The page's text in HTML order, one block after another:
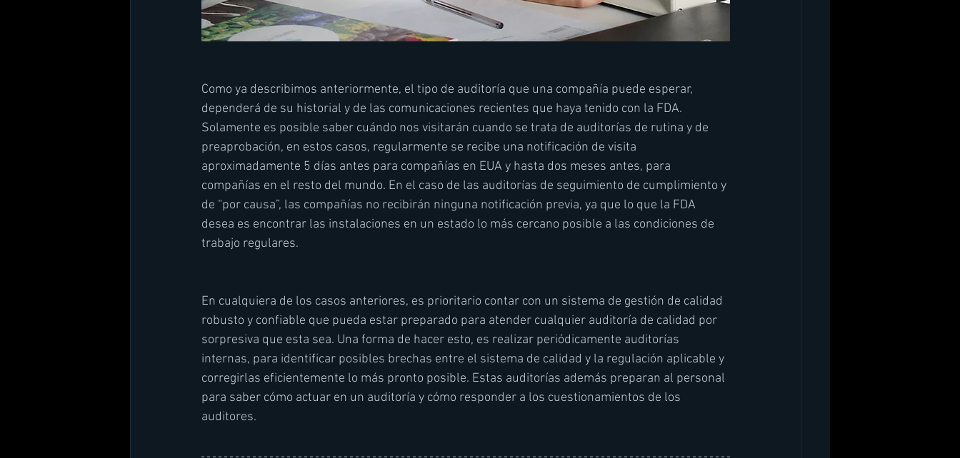
Como ya describimos anteriormente, el tipo de auditoría que una compañía puede esperar,
dependerá de su historial y de las comunicaciones recientes que haya tenido con la FDA.
Solamente es posible saber cuándo nos visitarán cuando se trata de auditorías de rutina y de
preaprobación, en estos casos, regularmente se recibe una notificación de visita
aproximadamente 5 días antes para compañías en EUA y hasta dos meses antes, para
compañías en el resto del mundo. En el caso de las auditorías de seguimiento de cumplimiento y
de “por causa”, las compañías no recibirán ninguna notificación previa, ya que lo que la FDA
desea es encontrar las instalaciones en un estado lo más cercano posible a las condiciones de
trabajo regulares.
En cualquiera de los casos anteriores, es prioritario contar con un sistema de gestión de calidad
robusto y confiable que pueda estar preparado para atender cualquier auditoría de calidad por
sorpresiva que esta sea. Una forma de hacer esto, es realizar periódicamente auditorías
internas, para identificar posibles brechas entre el sistema de calidad y la regulación aplicable y
corregirlas eficientemente lo más pronto posible. Estas auditorías además preparan al personal
para saber cómo actuar en un auditoría y cómo responder a los cuestionamientos de los
auditores.